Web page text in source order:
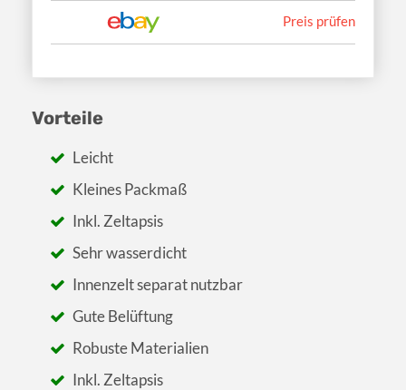
Preis prüfen
Vorteile
Leicht
Kleines Packmaß
Inkl. Zeltapsis
Sehr wasserdicht
Innenzelt separat nutzbar
Gute Belüftung
Robuste Materialien
Inkl. Zeltapsis